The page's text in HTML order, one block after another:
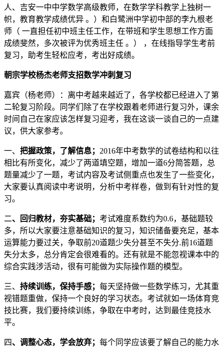
人、吉安一中中学数学高级教师，在数学学科教学上独树一
帜，教育教学成绩优异 。）和白鹭洲中学初中部的李九根老
师（ 一直担任初中班主任工作，在带班和学生思想工作方面
成绩斐然，多次被评为优秀班主任 。） ，在线指导学生考前
复习，助考生轻松应考，考出好成绩。
朝宗学校杨杰老师支招数学冲刺复习
嘉宾（杨老师）：离中考越来越近了，各学校都已经进入了第
二轮复习阶段。同学们除了在学校跟着老师进行复习外，课余
时间自己在家应该怎样复习迎考，我在这谈一谈自己的一点建
议，供大家参考。
一、 把握政策，了解信息； 2016年中考数学的试卷结构和以往
相比有所变化，减少了两道填空题，增加一道6分简答题，总
题量减少了一题，考试内容及考试侧重点也发生了一些变化，
大家要认真阅读中考说明，分析中考样卷，做到有针对性的复
习。
二、回归教材，夯实基础； 考试难度系数约为0.6，基础题较
多，所以大家要注意基础知识的复习，知识储备要充足，基本
运算能力要过关，争取前20道题少失分甚至不失分.前16道题
失分太多，总分肯定会很难看的。还有就是不能忽视课本中的
综合实践涉活动，很有可能做为实际操作题的模型。
三、 持续训练，保持手感； 每天坚持做一些数学练习，尤其重
视错题重做，保持一个良好的学习状态。考试就如一场体育竞
技比赛，我们要持续训练，争取在中考时，达到最佳竞技水
平。
四、调整心态，学会放弃； 每个同学应该要了解自己的能力水